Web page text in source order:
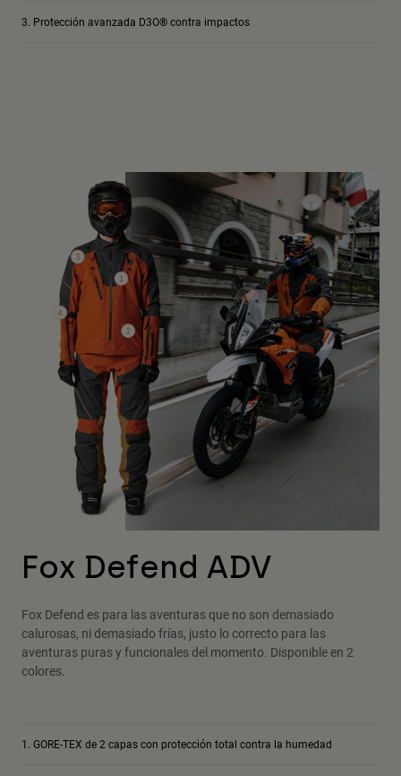
Protección avanzada D3O® contra impactos
Fox Defend ADV
Fox Defend es para las aventuras que no son demasiado
calurosas, ni demasiado frías, justo lo correcto para las
aventuras puras y funcionales del momento. Disponible en 2
colores.
GORE-TEX de 2 capas con protección total contra la humedad